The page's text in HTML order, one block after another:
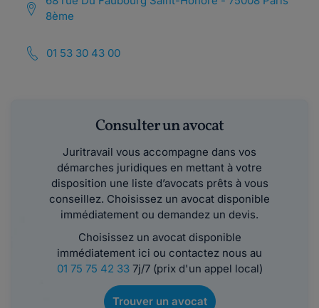
8ème
01 53 30 43 00
Consulter un avocat
Juritravail vous accompagne dans vos
démarches juridiques en mettant à votre
disposition une liste d’avocats prêts à vous
conseillez. Choisissez un avocat disponible
immédiatement ou demandez un devis.
Choisissez un avocat disponible
immédiatement ici ou contactez nous au
01 75 75 42 337j/7 (prix d'un appel local)
Trouver un avocat